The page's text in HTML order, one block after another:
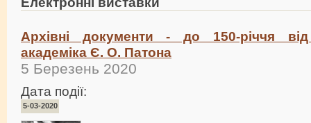
Архівні документи - до 150-річчя
академіка Є. О. Патона
5 Березень 2020
Дата події:
5-03-2020